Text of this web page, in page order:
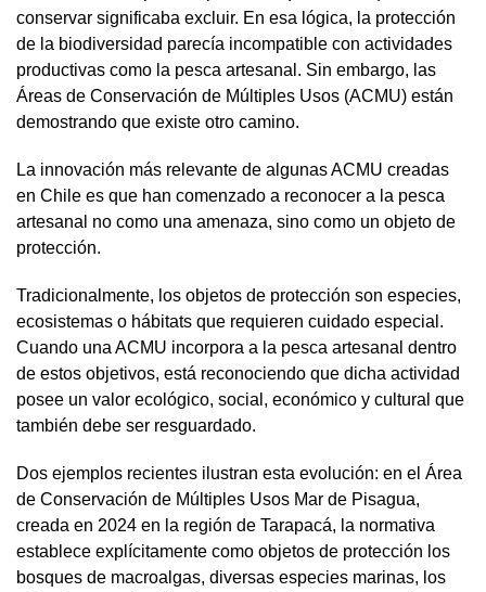
conservar significaba excluir. En esa lógica, la protección
de la biodiversidad parecía incompatible con actividades
productivas como la pesca artesanal. Sin embargo, las
Áreas de Conservación de Múltiples Usos (ACMU) están
demostrando que existe otro camino.
La innovación más relevante de algunas ACMU creadas
en Chile es que han comenzado a reconocer a la pesca
artesanal no como una amenaza, sino como un objeto de
protección.
Tradicionalmente, los objetos de protección son especies,
ecosistemas o hábitats que requieren cuidado especial.
Cuando una ACMU incorpora a la pesca artesanal dentro
de estos objetivos, está reconociendo que dicha actividad
posee un valor ecológico, social, económico y cultural que
también debe ser resguardado.
Dos ejemplos recientes ilustran esta evolución: en el Área
de Conservación de Múltiples Usos Mar de Pisagua,
creada en 2024 en la región de Tarapacá, la normativa
establece explícitamente como objetos de protección los
bosques de macroalgas, diversas especies marinas, los